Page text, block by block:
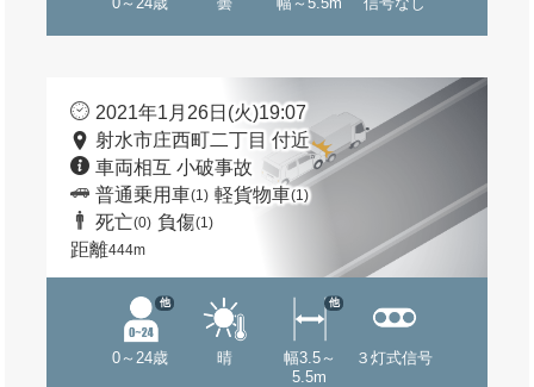
2021年1月26日(火)19:07
射水市庄西町二丁目 付近
車両相互 小破事故
普通乗用車(1) 軽貨物車(1)
死亡(0) 負傷(1)
距離444m
0～24歳
他
晴
幅3.5～
5.5m
他
３灯式信号